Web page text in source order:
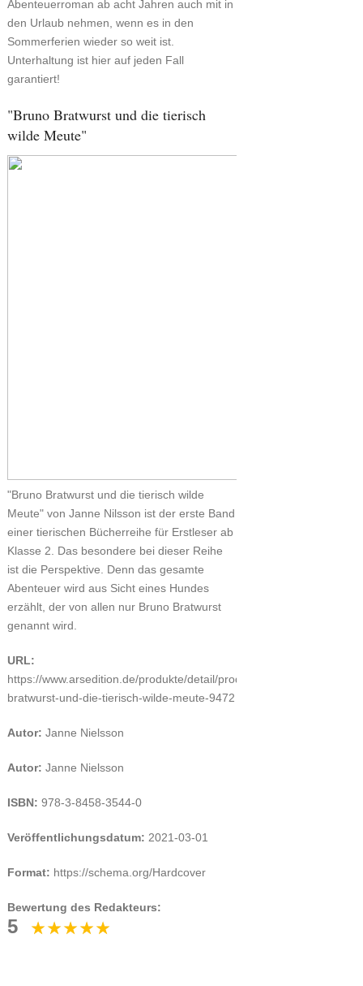
Abenteuerroman ab acht Jahren auch mit in
den Urlaub nehmen, wenn es in den
Sommerferien wieder so weit ist.
Unterhaltung ist hier auf jeden Fall
garantiert!
"Bruno Bratwurst und die tierisch
wilde Meute"
"Bruno Bratwurst und die tierisch wilde
Meute" von Janne Nilsson ist der erste Band
einer tierischen Bücherreihe für Erstleser ab
Klasse 2. Das besondere bei dieser Reihe
ist die Perspektive. Denn das gesamte
Abenteuer wird aus Sicht eines Hundes
erzählt, der von allen nur Bruno Bratwurst
genannt wird.
URL:
https://www.arsedition.de/produkte/detail/produkt/bruno-
bratwurst-und-die-tierisch-wilde-meute-9472
Autor: Janne Nielsson
Autor: Janne Nielsson
ISBN: 978-3-8458-3544-0
Veröffentlichungsdatum: 2021-03-01
Format: https://schema.org/Hardcover
Bewertung des Redakteurs:
5